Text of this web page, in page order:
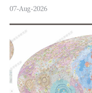
07-Aug-2026